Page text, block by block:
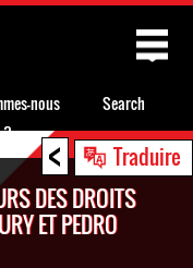
< Traduire
DES DROITS
ET PEDRO
nous
?
Search